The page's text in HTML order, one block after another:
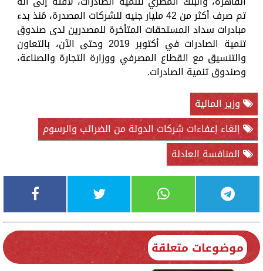
تم صرف أكثر من 42 مليار جنيه للشركات المصدرة، مُنذ بدء
مبادرات سداد المستحقات المتأخرة للمصدرين لدى صندوق
تنمية الصادرات في أكتوبر 2019 وحتى الآن، بالتعاون
والتنسيق مع القطاع المصرفي ووزارة التجارة والصناعة،
وصندوق تنمية الصادرات.
وزير المالية
إلغاء إعفاءات شركات الدولة من الضرائب والرسوم
المنافسة العادلة
موضوعات متعلقة